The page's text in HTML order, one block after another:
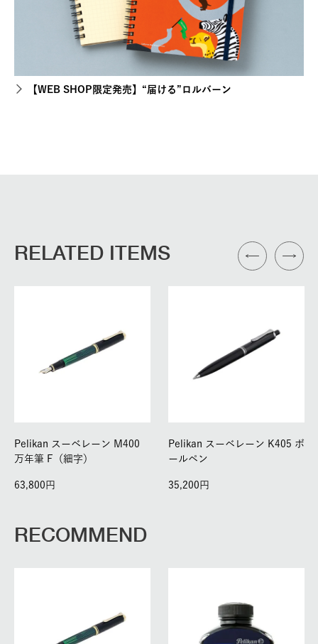
【WEB SHOP限定発売】“届ける”ロルバーン
RELATED ITEMS
Pelikan スーベレーン M400
万年筆 F（細字）
63,800
Pelikan スーベレーン K405 ボ
ールペン
35,200
RECOMMEND